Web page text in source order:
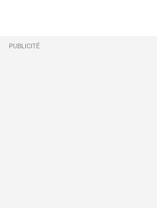
PUBLICITÉ